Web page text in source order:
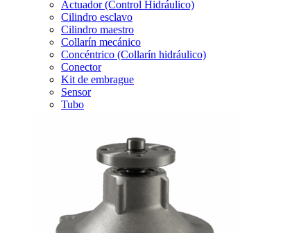
Actuador (Control Hidráulico)
Cilindro esclavo
Cilindro maestro
Collarín mecánico
Concéntrico (Collarín hidráulico)
Conector
Kit de embrague
Sensor
Tubo